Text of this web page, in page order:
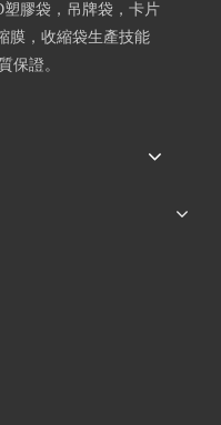
塑膠袋，吊牌袋，卡片
膜，收縮袋生產技能
保證。